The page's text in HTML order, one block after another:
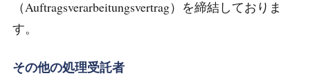
（Auftragsverarbeitungsvertrag）を締結しておりま
す。
その他の処理受託者